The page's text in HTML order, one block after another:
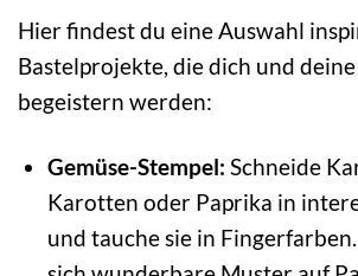
Hier findest du eine Auswahl
Bastelprojekte, die dich und
begeistern werden:
Gemüse-Stempel: Schneide
Karotten oder Paprika in
und tauche sie in